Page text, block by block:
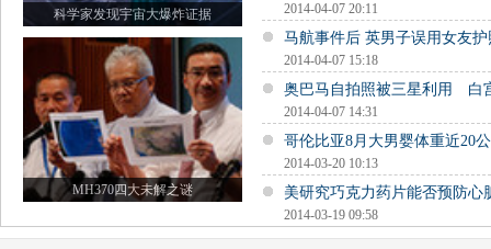
科学家发现宇宙大爆炸证据
MH370四大未解之谜
2014-04-07 20:11
马航事件后 英男子误用女友
2014-04-07 15:18
奥巴马自拍照被三星利用 白
2014-04-07 14:31
哥伦比亚8月大男婴体重近20
2014-03-20 10:13
美研究巧克力药片能否预防心
2014-03-19 09:58